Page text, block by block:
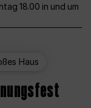
18.00 in und um
Haus